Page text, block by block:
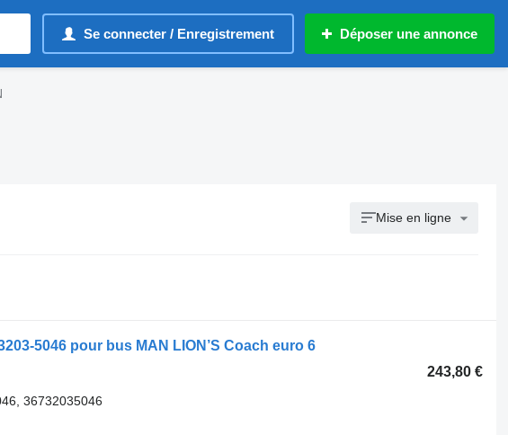
Se connecter / Enregistrement Déposer une annonce
Mise en ligne
5046 pour bus MAN LION’S Coach euro 6
243,80 €
36732035046